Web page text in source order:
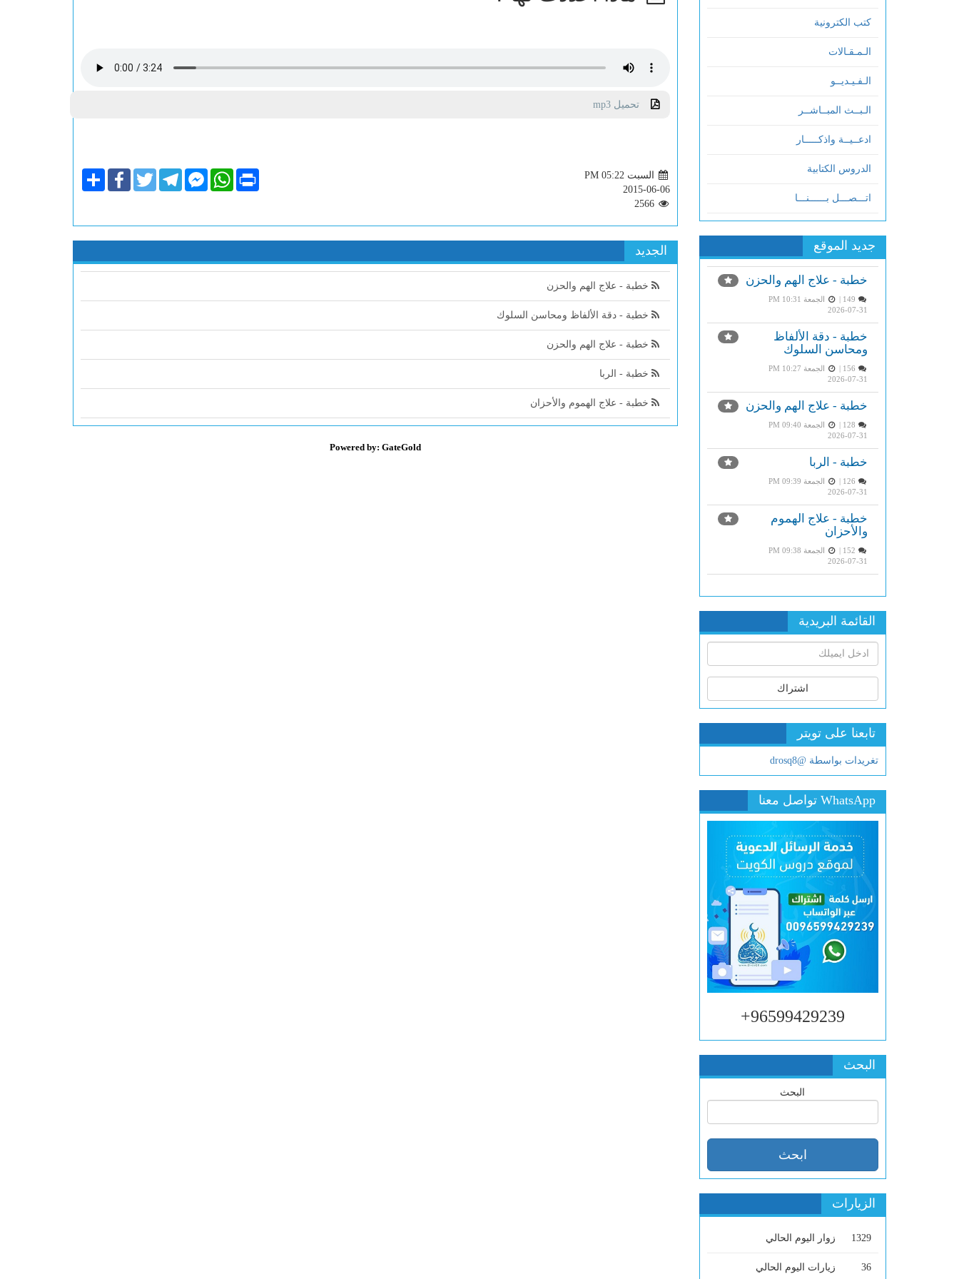
كتب الكترونية
الـمـقـالات
الـفـيـديــو
الـبــث المبــاشــر
ادعــيــة واذكـــــار
الدروس الكتابية
اتـــصـــل بــــــنـــا
جديد الموقع
خطبة - علاج الهم والحزن
الجمعة PM 10:31
2026-07-31
خطبة - دقة الألفاظ
ومحاسن السلوك
الجمعة PM 10:27
2026-07-31
خطبة - علاج الهم والحزن
الجمعة PM 09:40
2026-07-31
خطبة - الربا
الجمعة PM 09:39
2026-07-31
خطبة - علاج الهموم
والأحزان
الجمعة PM 09:38
2026-07-31
القائمة البريدية
اشتراك
تابعنا على تويتر
تغريدات بواسطة @drosq8
WhatsApp تواصل معنا
96599429239+
البحث
البحث
الزيارات
1329 زوار اليوم الحالي
36 زيارات اليوم الحالي
تحميل mp3
السبت PM 05:22
2015-06-06
2566
ShareFacebookTwitterTelegramFacebook
Messenger
WhatsApp Print
الجديد
خطبة - علاج الهم والحزن
خطبة - دقة الألفاظ ومحاسن السلوك
خطبة - علاج الهم والحزن
خطبة - الربا
خطبة - علاج الهموم والأحزان
Powered by: GateGold